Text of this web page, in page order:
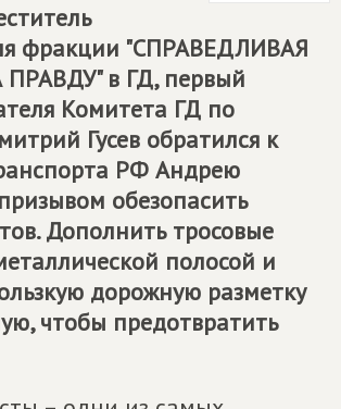
фракции "СПРАВЕДЛИВАЯ
в ГД, первый
Комитета ГД по
Гусев обратился к
РФ Андрею
обезопасить
Дополнить тросовые
полосой и
дорожную разметку
чтобы предотвратить